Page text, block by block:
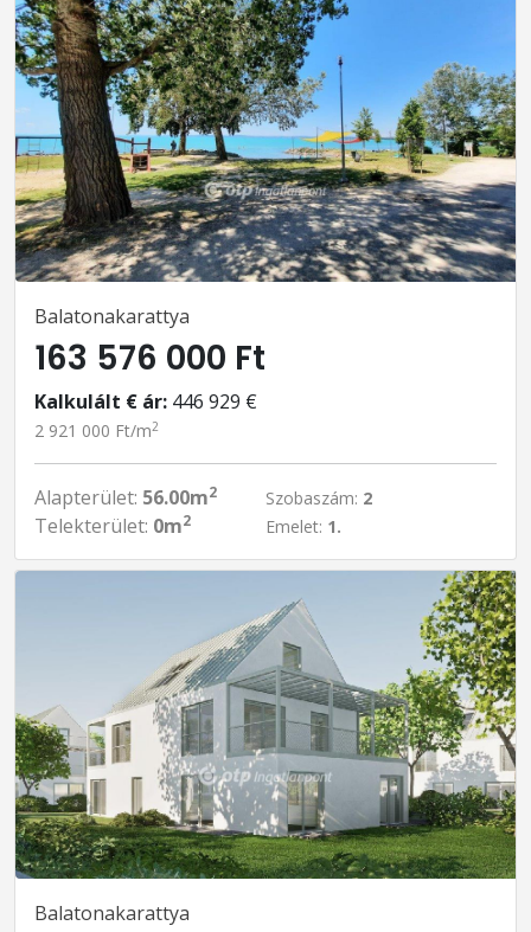
Balatonakarattya
163 576 000 Ft
Kalkulált € ár: 446 929 €
2 921 000 Ft/m2
Alapterület: 56.00m2
Telekterület: 0m2
Szobaszám: 2
Emelet: 1.
Balatonakarattya